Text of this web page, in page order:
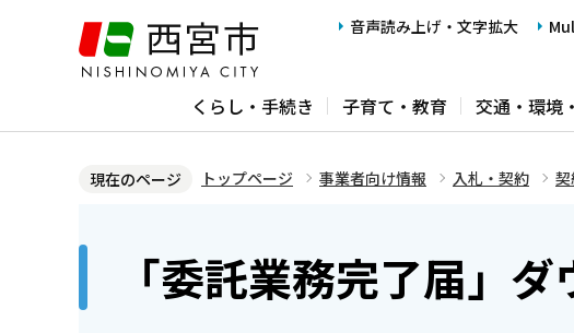
ジ
音声読み上げ・文字拡大
くらし・手続き 子育て・教育 交通・環境
現在のページ トップページ 事業者向け情報 入札・契約
「委託業務完了届」